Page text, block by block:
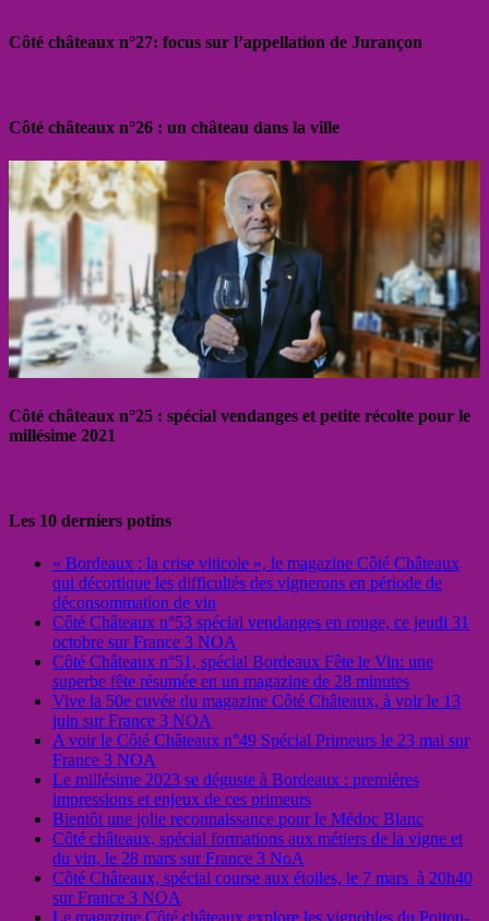
Côté châteaux n°27: focus sur l’appellation de Jurançon
Côté châteaux n°26 : un château dans la ville
Côté châteaux n°25 : spécial vendanges et petite récolte pour le
millésime 2021
Les 10 derniers potins
« Bordeaux : la crise viticole », le magazine Côté Châteaux
qui décortique les difficultés des vignerons en période de
déconsommation de vin
Côté Châteaux n°53 spécial vendanges en rouge, ce jeudi 31
octobre sur France 3 NOA
Côté Châteaux n°51, spécial Bordeaux Fête le Vin: une
superbe fête résumée en un magazine de 28 minutes
Vive la 50e cuvée du magazine Côté Châteaux, à voir le 13
juin sur France 3 NOA
A voir le Côté Châteaux n°49 Spécial Primeurs le 23 mai sur
France 3 NOA
Le millésime 2023 se déguste à Bordeaux : premières
impressions et enjeux de ces primeurs
Bientôt une jolie reconnaissance pour le Médoc Blanc
Côté châteaux, spécial formations aux métiers de la vigne et
du vin, le 28 mars sur France 3 NoA
Côté Châteaux, spécial course aux étoiles, le 7 mars à 20h40
sur France 3 NOA